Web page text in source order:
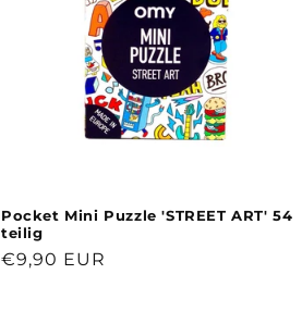
Pocket Mini Puzzle 'STREET ART' 54
teilig
Normaler
€9,90 EUR